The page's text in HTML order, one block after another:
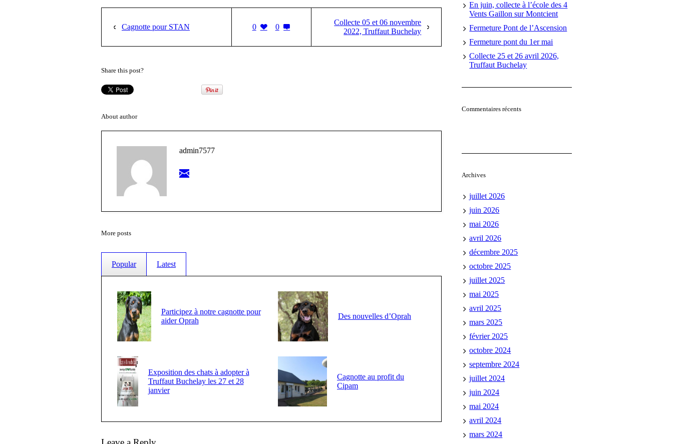
0 0
Cagnotte pour STAN
Collecte 05 et 06 novembre
2022, Truffaut Buchelay
Share this post?
About author
admin7577
More posts
Popular Latest
Participez à notre cagnotte pour
aider Oprah
Des nouvelles d’Oprah
Exposition des chats à adopter à
Truffaut Buchelay les 27 et 28
janvier
Cagnotte au profit du
Cipam
En juin, collecte à l’école des 4
Vents Gaillon sur Montcient
Fermeture Pont de l’Ascension
Fermeture pont du 1er mai
Collecte 25 et 26 avril 2026,
Truffaut Buchelay
Commentaires récents
Archives
juillet 2026
juin 2026
mai 2026
avril 2026
décembre 2025
octobre 2025
juillet 2025
mai 2025
avril 2025
mars 2025
février 2025
octobre 2024
septembre 2024
juillet 2024
juin 2024
mai 2024
avril 2024
mars 2024